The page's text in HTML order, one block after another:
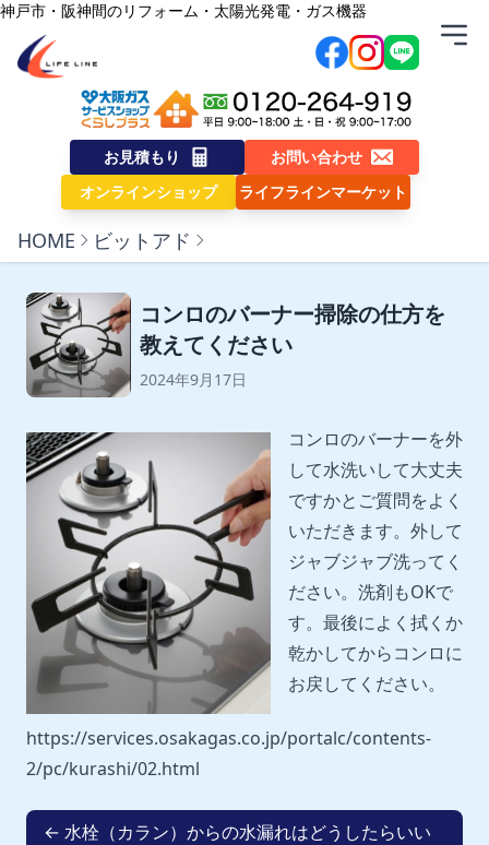
内容をスキップ
神戸市・阪神間のリフォーム・太陽光発電・ガス機器
株式会社ライフライン
お見積もり
お問い合わせ
オンラインショップ
ライフラインマーケット
HOME ビットアド
コンロのバーナー掃除の仕方を
教えてください
2024年9月17日
コンロのバーナーを外
して水洗いして大丈夫
ですかとご質問をよく
いただきます。外して
ジャブジャブ洗ってく
ださい。洗剤もOKで
す。最後によく拭くか
乾かしてからコンロに
お戻してください。
https://services.osakagas.co.jp/portalc/contents-
2/pc/kurashi/02.html
← 水栓（カラン）からの水漏れはどうしたらいい